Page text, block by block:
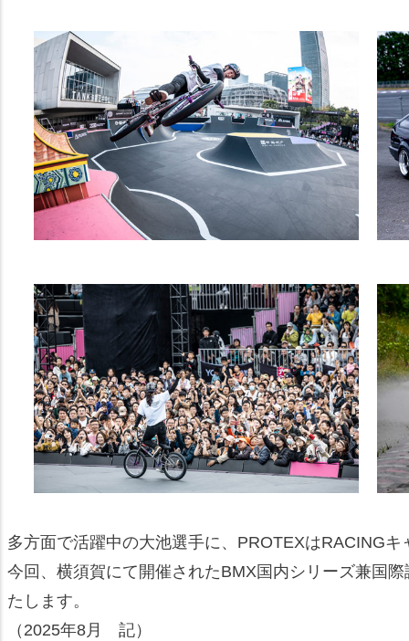
多方面で活躍中の大池選手に、PROTEXはRACING
今回、横須賀にて開催されたBMX国内シリーズ兼国
たします。
（2025年8月 記）